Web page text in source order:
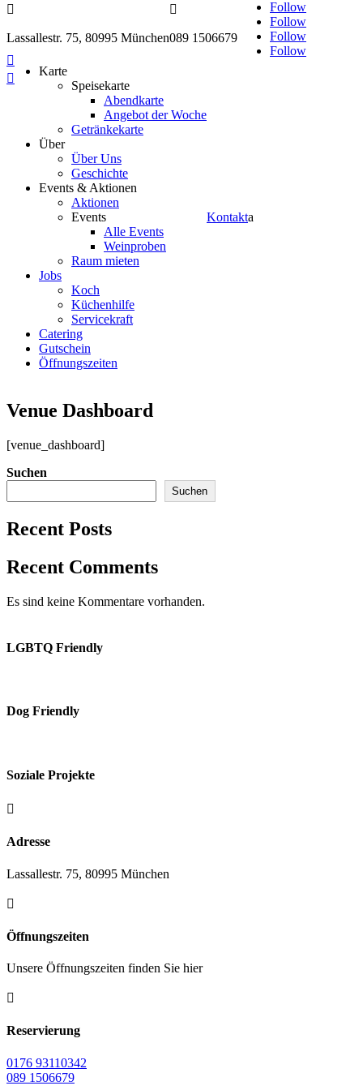

Lassallestr. 75, 80995 München

089 1506679
Follow
Follow
Follow
Follow


Karte
Speisekarte
Abendkarte
Angebot der Woche
Getränkekarte
Über
Über Uns
Geschichte
Events & Aktionen
Aktionen
Events
Alle Events
Weinproben
Raum mieten
Jobs
Koch
Küchenhilfe
Servicekraft
Catering
Gutschein
Öffnungszeiten
Kontakta
Venue Dashboard
[venue_dashboard]
Suchen
Suchen
Recent Posts
Recent Comments
Es sind keine Kommentare vorhanden.
LGBTQ Friendly
Dog Friendly
Soziale Projekte

Adresse
Lassallestr. 75, 80995 München

Öffnungszeiten
Unsere Öffnungszeiten finden Sie hier

Reservierung
0176 93110342
089 1506679